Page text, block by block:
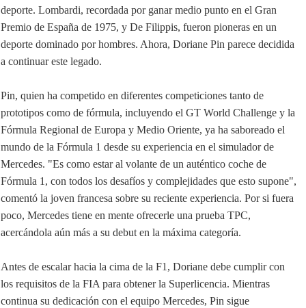
deporte. Lombardi, recordada por ganar medio punto en el Gran
Premio de España de 1975, y De Filippis, fueron pioneras en un
deporte dominado por hombres. Ahora, Doriane Pin parece decidida
a continuar este legado.
Pin, quien ha competido en diferentes competiciones tanto de
prototipos como de fórmula, incluyendo el GT World Challenge y la
Fórmula Regional de Europa y Medio Oriente, ya ha saboreado el
mundo de la Fórmula 1 desde su experiencia en el simulador de
Mercedes. "Es como estar al volante de un auténtico coche de
Fórmula 1, con todos los desafíos y complejidades que esto supone",
comentó la joven francesa sobre su reciente experiencia. Por si fuera
poco, Mercedes tiene en mente ofrecerle una prueba TPC,
acercándola aún más a su debut en la máxima categoría.
Antes de escalar hacia la cima de la F1, Doriane debe cumplir con
los requisitos de la FIA para obtener la Superlicencia. Mientras
continua su dedicación con el equipo Mercedes, Pin sigue